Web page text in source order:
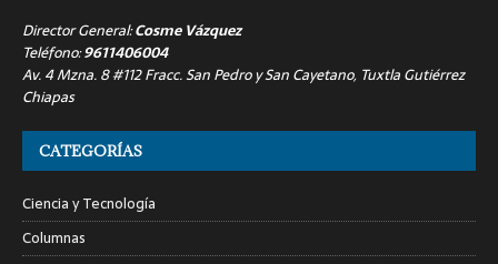
Director General:Cosme Vázquez
Teléfono:9611406004
Av. 4 Mzna. 8 #112 Fracc. San Pedro y San Cayetano, Tuxtla Gutiérrez
Chiapas
CATEGORÍAS
Ciencia y Tecnología
Columnas